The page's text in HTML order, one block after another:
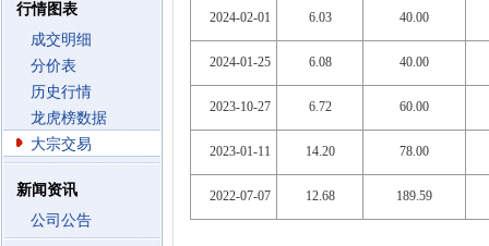
行情图表
成交明细
分价表
历史行情
龙虎榜数据
大宗交易
新闻资讯
公司公告
2024-02-01 6.03 40.00
2024-01-25 6.08 40.00
2023-10-27 6.72 60.00
2023-01-11 14.20 78.00
2022-07-07 12.68 189.59